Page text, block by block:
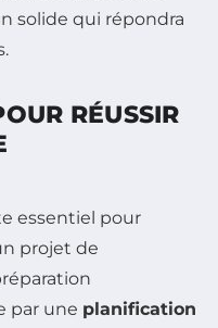
solide qui répondra
RÉUSSIR
essentiel pour
projet de
par une planification